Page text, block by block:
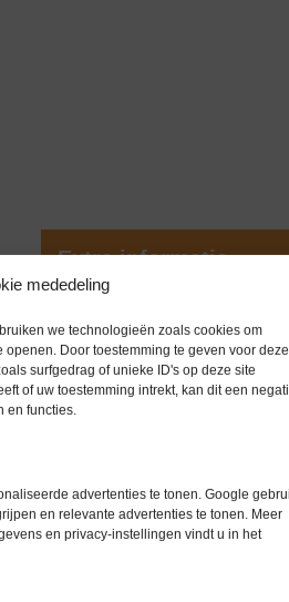
mededeling
we technologieën zoals cookies om
Door toestemming te geven voor deze
surfgedrag of unieke ID's op deze site
of uw toestemming intrekt, kan dit een
en functies.
advertenties te tonen. Google
en relevante advertenties te tonen. Meer
en privacy-instellingen vindt u in het
Extra informatie
Gewicht 0,0 kg